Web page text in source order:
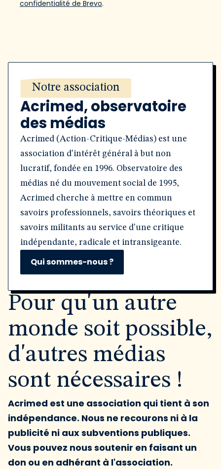
confidentialité de Brevo.
Notre association
Acrimed, observatoire
des médias
Acrimed (Action-Critique-Médias) est une
association d'intérêt général à but non
lucratif, fondée en 1996. Observatoire des
médias né du mouvement social de 1995,
Acrimed cherche à mettre en commun
savoirs professionnels, savoirs théoriques et
savoirs militants au service d'une critique
indépendante, radicale et intransigeante.
Qui sommes-nous ?
Pour qu'un autre
monde soit possible,
d'autres médias
sont nécessaires !
Acrimed est une association qui tient à son
indépendance. Nous ne recourons ni à la
publicité ni aux subventions publiques.
Vous pouvez nous soutenir en faisant un
don ou en adhérant à l'association.